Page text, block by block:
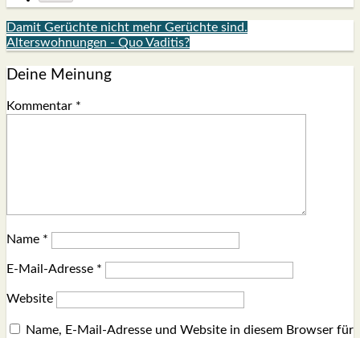
Damit Gerüchte nicht mehr Gerüchte sind.
Alterswohnungen - Quo Vaditis?
Deine Meinung
Kommentar *
Name *
E-Mail-Adresse *
Website
Name, E-Mail-Adresse und Website in diesem Browser für